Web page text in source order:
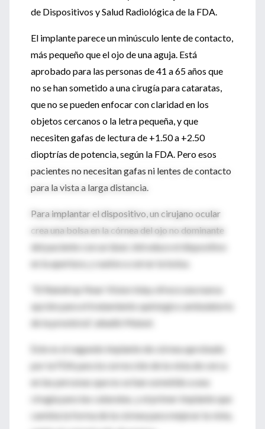
de Dispositivos y Salud Radiológica de la FDA.
El implante parece un minúsculo lente de contacto,
más pequeño que el ojo de una aguja. Está
aprobado para las personas de 41 a 65 años que
no se han sometido a una cirugía para cataratas,
que no se pueden enfocar con claridad en los
objetos cercanos o la letra pequeña, y que
necesiten gafas de lectura de +1.50 a +2.50
dioptrías de potencia, según la FDA. Pero esos
pacientes no necesitan gafas ni lentes de contacto
para la vista a larga distancia.
Para implantar el dispositivo, un cirujano ocular
crea una bolsa en la córnea del ojo no dominante
del paciente con un láser, introduce el dispositivo
en la apertura, y vuelve a cerrar la bolsa.
"El Raindrop Near Vision Inlay ofrece una nueva
opción para el tratamiento quirúrgico ambulatorio
de la presbicia", añadió Maisel.
Este es el segundo implante de córnea aprobado
por la FDA para la corrección de la vista de cerca
en las personas que no se han sometido a una
cirugía para las cataratas, y el primer implante que
cambia la forma de la córnea para mejorar la vista,